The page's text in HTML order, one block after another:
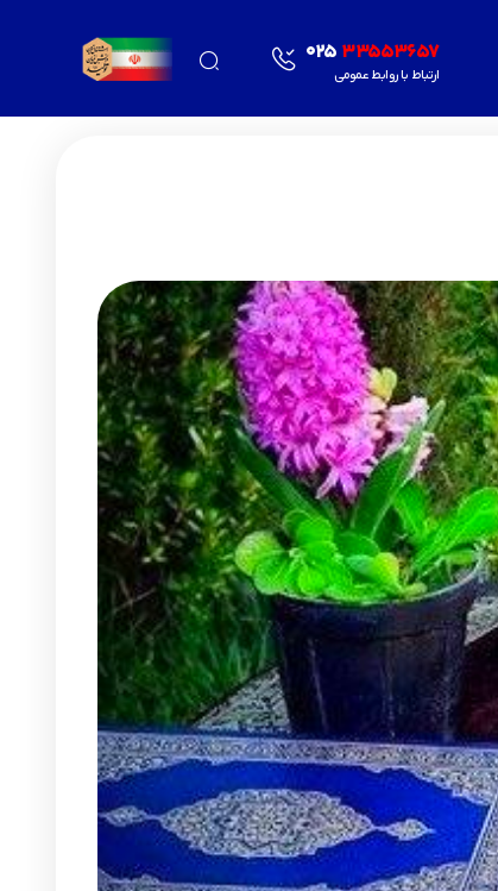
02533553657
ارتباط با روابط عمومی